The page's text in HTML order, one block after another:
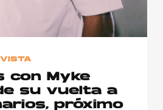
con Myke
su vuelta a
próximo